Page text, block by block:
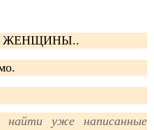
ЖЕНЩИНЫ..
уже написанные